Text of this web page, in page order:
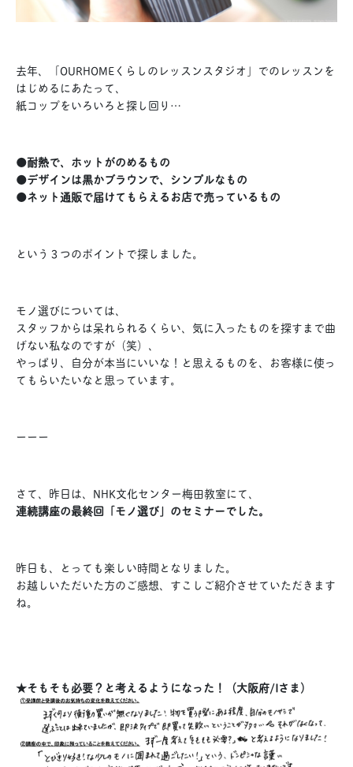
去年、「OURHOMEくらしのレッスンスタジオ」でのレッスンを
はじめるにあたって、
紙コップをいろいろと探し回り…
●耐熱で、ホットがのめるもの
●デザインは黒かブラウンで、シンプルなもの
●ネット通販で届けてもらえるお店で売っているもの
という３つのポイントで探しました。
モノ選びについては、
スタッフからは呆れられるくらい、気に入ったものを探すまで曲
げない私なのですが（笑）、
やっぱり、自分が本当にいいな！と思えるものを、お客様に使っ
てもらいたいなと思っています。
ーーー
さて、昨日は、NHK文化センター梅田教室にて、
連続講座の最終回「モノ選び」のセミナーでした。
昨日も、とっても楽しい時間となりました。
お越しいただいた方のご感想、すこしご紹介させていただきます
ね。
★そもそも必要？と考えるようになった！（大阪府/Iさま）